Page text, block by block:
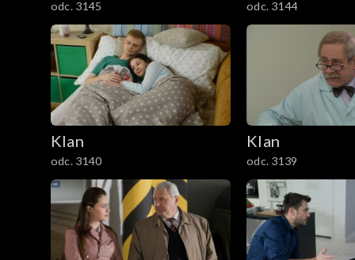
1–100
odc. 3145 odc. 3144
Klan
odc. 3140
Klan
odc. 3139